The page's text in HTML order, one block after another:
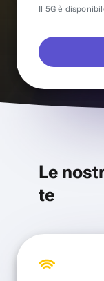
Il 5G è
Le
te